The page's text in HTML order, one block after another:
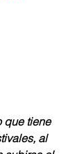
que tiene
al